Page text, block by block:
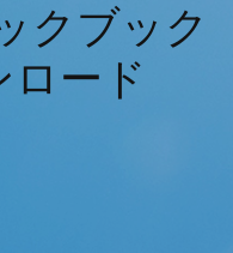
クブック
ロード